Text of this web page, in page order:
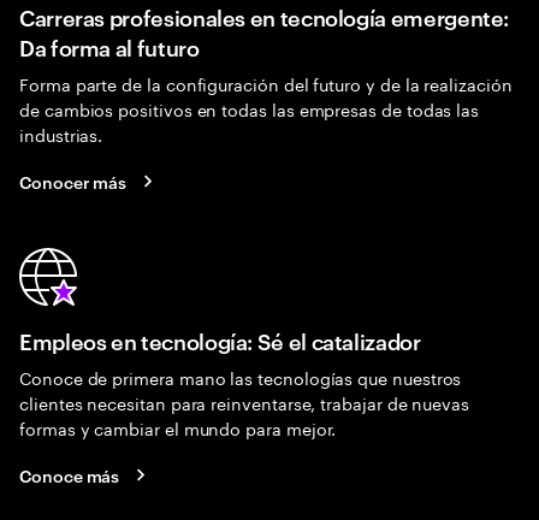
Carreras profesionales en tecnología emergente:
Da forma al futuro
Forma parte de la configuración del futuro y de la realización
de cambios positivos en todas las empresas de todas las
industrias.
Conocer más
Empleos en tecnología: Sé el catalizador
Conoce de primera mano las tecnologías que nuestros
clientes necesitan para reinventarse, trabajar de nuevas
formas y cambiar el mundo para mejor.
Conoce más